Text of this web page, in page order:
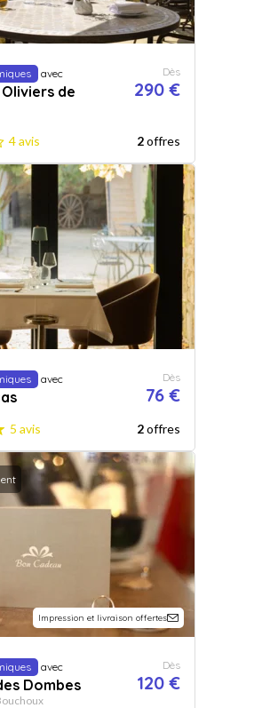
avec
de
Dès
290 €
4 avis 2offres
avec Dès
76 €
5 avis 2offres
Impression et livraison offertes
avec
Dombes
Dès
120 €